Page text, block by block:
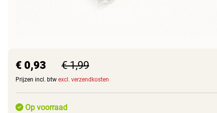
€ 0,93 € 1,99
Prijzen incl. btw excl. verzendkosten
Op voorraad